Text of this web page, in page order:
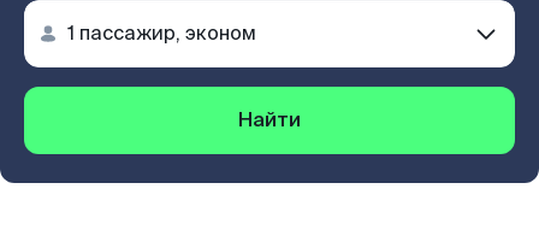
Найти